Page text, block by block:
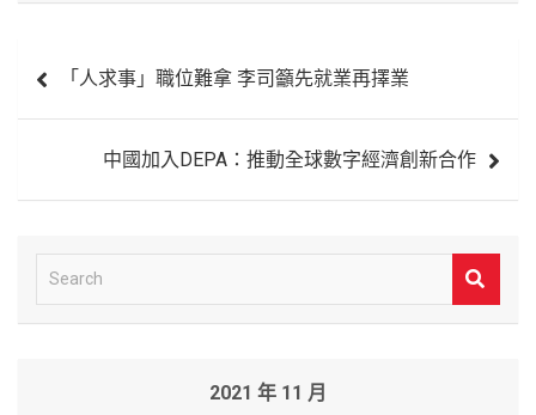
章
「人求事」職位難拿 李司籲先就業再擇業
中國加入DEPA：推動全球數字經濟創新合作
e
2021 年 11 月